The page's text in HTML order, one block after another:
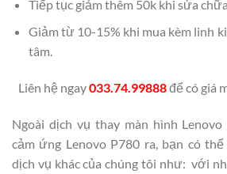
Tiếp tục giảm thêm 50k khi sửa
Giảm từ 10-15% khi mua kèm linh
tâm.
Liên hệ ngay033.74.99888để có giá
Ngoài dịch vụ thay màn hình
cảm ứng Lenovo P780 ra, bạn có
dịch vụ khác của chúng tôi như: với